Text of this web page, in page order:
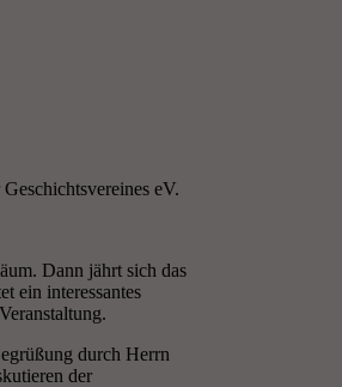
eV.
Dann jährt sich das
ein interessantes
durch Herrn
der